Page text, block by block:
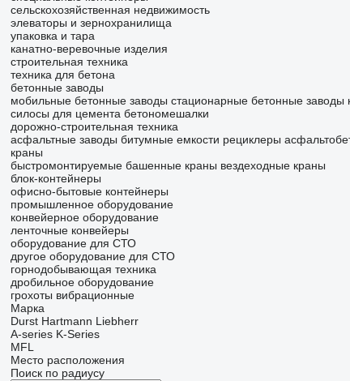
сельскохозяйственная недвижимость
элеваторы и зернохранилища
упаковка и тара
канатно-веревочные изделия
строительная техника
техника для бетона
бетонные заводы
мобильные бетонные заводы стационарные бетонные заводы
силосы для цемента бетономешалки
дорожно-строительная техника
асфальтные заводы битумные емкости рециклеры
краны
быстромонтируемые башенные краны вездеходные краны
блок-контейнеры
офисно-бытовые контейнеры
промышленное оборудование
конвейерное оборудование
ленточные конвейеры
оборудование для СТО
другое оборудование для СТО
горнодобывающая техника
дробильное оборудование
грохоты вибрационные
Марка
Durst Hartmann Liebherr
A-series K-Series
MFL
Место расположения
Поиск по радиусу